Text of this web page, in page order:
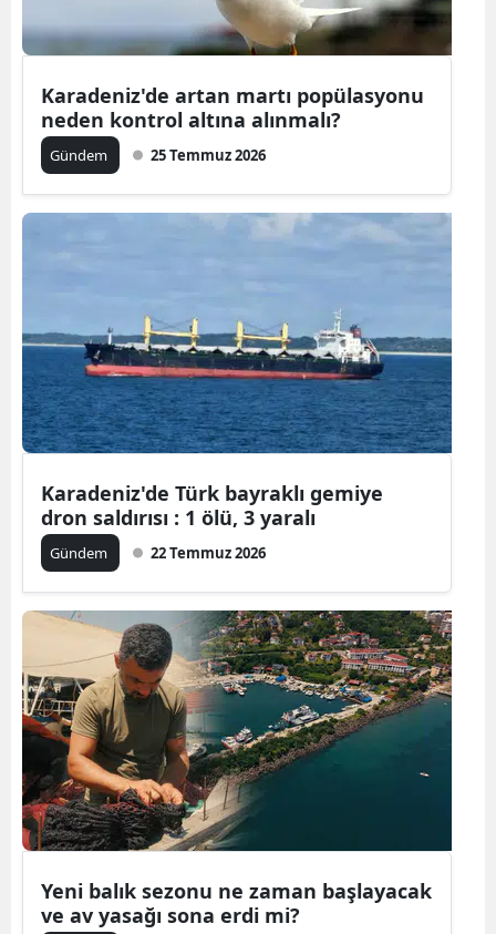
Elazığ
Erzincan
Erzurum
Gaziantep
Giresun
Hakkari
Hatay
Isparta
Kastamonu
Kayseri
Karadeniz'de artan martı popülasyonu
neden kontrol altına alınmalı?
Gündem 25 Temmuz 2026
Karadeniz'de Türk bayraklı gemiye
dron saldırısı : 1 ölü, 3 yaralı
Gündem 22 Temmuz 2026
Yeni balık sezonu ne zaman başlayacak
ve av yasağı sona erdi mi?